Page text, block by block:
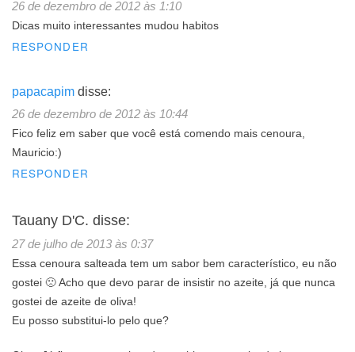
26 de dezembro de 2012 às 1:10
Dicas muito interessantes mudou habitos
RESPONDER
papacapim disse:
26 de dezembro de 2012 às 10:44
Fico feliz em saber que você está comendo mais cenoura,
Mauricio:)
RESPONDER
Tauany D'C. disse:
27 de julho de 2013 às 0:37
Essa cenoura salteada tem um sabor bem característico, eu não
gostei 🙁 Acho que devo parar de insistir no azeite, já que nunca
gostei de azeite de oliva!
Eu posso substitui-lo pelo que?